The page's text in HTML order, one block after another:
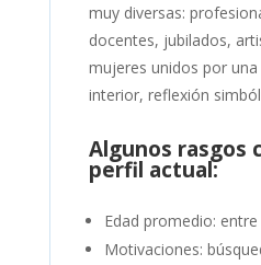
muy diversas:
docentes, jubilados,
mujeres unidos por
interior, reflexión
Algunos rasgos
perfil actual:
Edad promedio:
Motivaciones: